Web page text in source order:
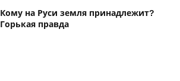
Кому на Руси земля принадлежит?
Горькая правда